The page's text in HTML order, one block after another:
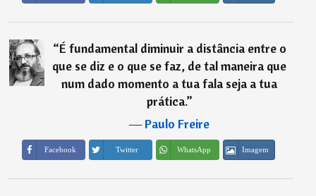
“É fundamental diminuir a distância entre o
que se diz e o que se faz, de tal maneira que
num dado momento a tua fala seja a tua
prática.”
―Paulo Freire
Facebook Twitter WhatsApp Imagem